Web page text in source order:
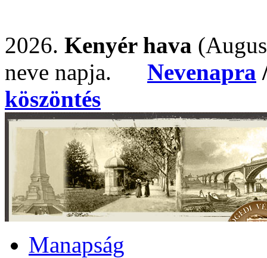
2026. Kenyér hava
neve napja. Nevenapra
köszöntés
Manapság